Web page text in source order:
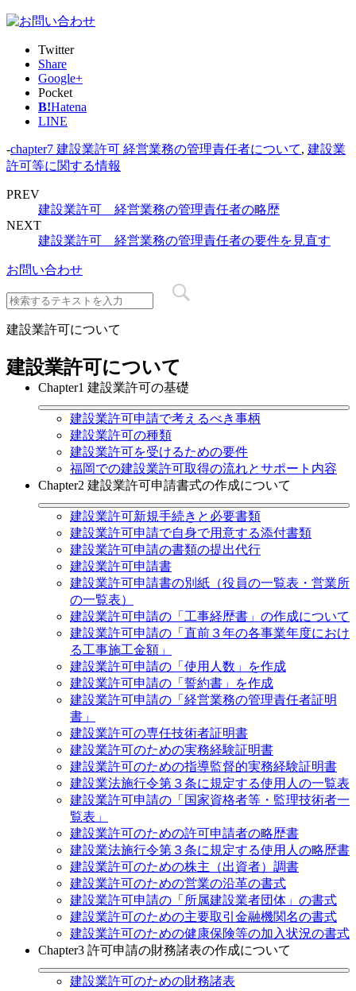
Twitter
Share
Google+
Pocket
B!Hatena
LINE
-chapter7 建設業許可 経営業務の管理責任者について, 建設業
許可等に関する情報
PREV
建設業許可 経営業務の管理責任者の略歴
NEXT
建設業許可 経営業務の管理責任者の要件を見直す
お問い合わせ
建設業許可について
建設業許可について
Chapter1 建設業許可の基礎
建設業許可申請で考えるべき事柄
建設業許可の種類
建設業許可を受けるための要件
福岡での建設業許可取得の流れとサポート内容
Chapter2 建設業許可申請書式の作成について
建設業許可新規手続きと必要書類
建設業許可申請で自身で用意する添付書類
建設業許可申請の書類の提出代行
建設業許可申請書
建設業許可申請書の別紙（役員の一覧表・営業所
の一覧表）
建設業許可申請の「工事経歴書」の作成について
建設業許可申請の「直前３年の各事業年度におけ
る工事施工金額」
建設業許可申請の「使用人数」を作成
建設業許可申請の「誓約書」を作成
建設業許可申請の「経営業務の管理責任者証明
書」
建設業許可の専任技術者証明書
建設業許可のための実務経験証明書
建設業許可のための指導監督的実務経験証明書
建設業法施行令第３条に規定する使用人の一覧表
建設業許可申請の「国家資格者等・監理技術者一
覧表」
建設業許可のための許可申請者の略歴書
建設業法施行令第３条に規定する使用人の略歴書
建設業許可のための株主（出資者）調書
建設業許可のための営業の沿革の書式
建設業許可申請の「所属建設業者団体」の書式
建設業許可のための主要取引金融機関名の書式
建設業許可のための健康保険等の加入状況の書式
Chapter3 許可申請の財務諸表の作成について
建設業許可のための財務諸表